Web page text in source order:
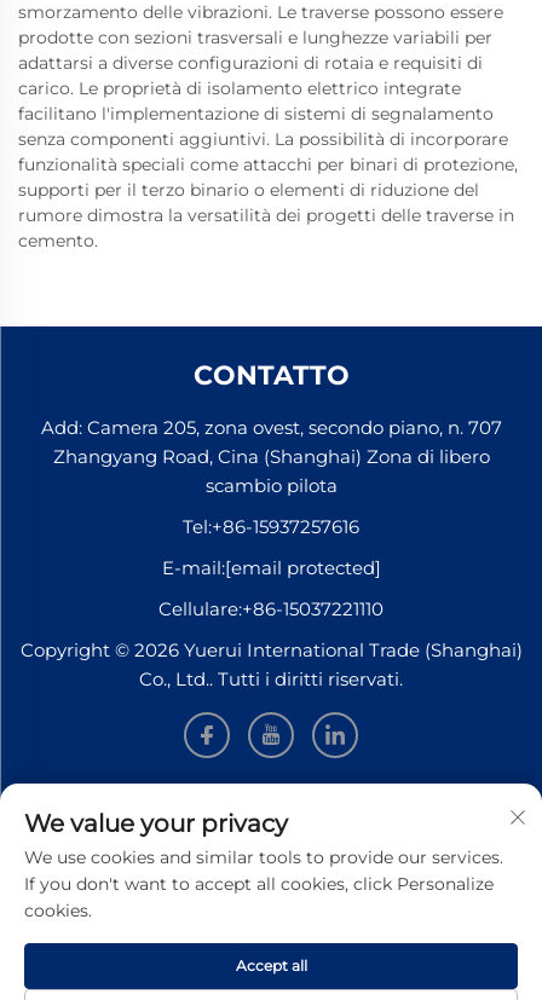
smorzamento delle vibrazioni. Le traverse possono essere
prodotte con sezioni trasversali e lunghezze variabili per
adattarsi a diverse configurazioni di rotaia e requisiti di
carico. Le proprietà di isolamento elettrico integrate
facilitano l'implementazione di sistemi di segnalamento
senza componenti aggiuntivi. La possibilità di incorporare
funzionalità speciali come attacchi per binari di protezione,
supporti per il terzo binario o elementi di riduzione del
rumore dimostra la versatilità dei progetti delle traverse in
cemento.
CONTATTO
Add: Camera 205, zona ovest, secondo piano, n. 707
Zhangyang Road, Cina (Shanghai) Zona di libero
scambio pilota
Tel:+86-15937257616
E-mail:[email protected]
Cellulare:+86-15037221110
Copyright © 2026 Yuerui International Trade (Shanghai)
Co., Ltd.. Tutti i diritti riservati.
INFORMAZIONI
Iscriviti per ricevere la nostra newsletter settimanale
INVIA
We value your privacy
We use cookies and similar tools to provide our services.
If you don't want to accept all cookies, click Personalize
cookies.
Accept all